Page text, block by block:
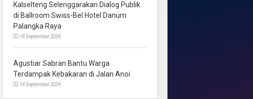
Kalselteng Selenggarakan Dialog Publik
di Ballroom Swiss-Bel Hotel Danum
Palangka Raya
18 September 2024
Agustiar Sabran Bantu Warga
Terdampak Kebakaran di Jalan Anoi
14 September 2024